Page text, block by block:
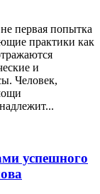
первая попытка
практики как
и
Человек,
успешного